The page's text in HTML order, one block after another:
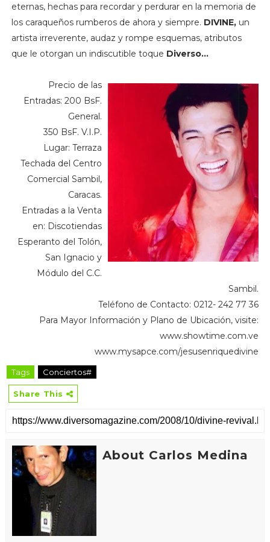
eternas, hechas para recordar y perdurar en la memoria de
los caraqueños rumberos de ahora y siempre. DIVINE,un
artista irreverente, audaz y rompe esquemas, atributos
que le otorgan un indiscutible toque Diverso…
Precio de las
Entradas: 200 BsF.
General.
350 BsF. V.I.P.
Lugar: Terraza
Techada del Centro
Comercial Sambil,
Caracas.
Entradas a la Venta
en: Discotiendas
Esperanto del Tolón,
San Ignacio y
Módulo del C.C.
Sambil.
Teléfono de Contacto: 0212- 242 77 36
Para Mayor Información y Plano de Ubicación, visite:
www.showtime.com.ve
www.mysapce.com/jesusenriquedivine
Tags Conciertos#
Share This
About Carlos Medina